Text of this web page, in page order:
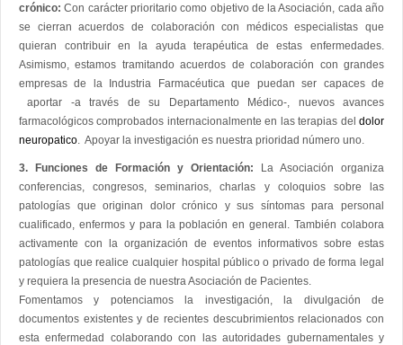
crónico:Con carácter prioritario como objetivo de la Asociación, cada año
se cierran acuerdos de colaboración con médicos especialistas que
quieran contribuir en la ayuda terapéutica de estas enfermedades.
Asimismo, estamos tramitando acuerdos de colaboración con grandes
empresas de la Industria Farmacéutica que puedan ser capaces de
aportar -a través de su Departamento Médico-, nuevos avances
farmacológicos comprobados internacionalmente en las terapias del dolor
neuropatico . Apoyar la investigación es nuestra prioridad número uno.
3. Funciones de Formación y Orientación: La Asociación organiza
conferencias, congresos, seminarios, charlas y coloquios sobre las
patologías que originan dolor crónico y sus síntomas para personal
cualificado, enfermos y para la población en general. También colabora
activamente con la organización de eventos informativos sobre estas
patologías que realice cualquier hospital público o privado de forma legal
y requiera la presencia de nuestra Asociación de Pacientes.
Fomentamos y potenciamos la investigación, la divulgación de
documentos existentes y de recientes descubrimientos relacionados con
esta enfermedad colaborando con las autoridades gubernamentales y